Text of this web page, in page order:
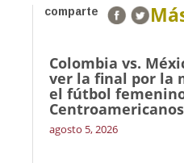
comparte
Colombia vs.
ver la final por la
el fútbol
agosto 5, 2026